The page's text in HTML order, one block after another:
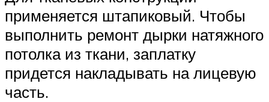
применяется штапиковый. Чтобы
выполнить ремонт дырки натяжного
потолка из ткани, заплатку
придется накладывать на лицевую
часть.